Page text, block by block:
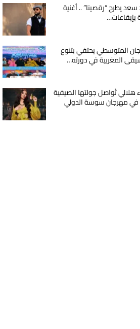
يطرح “رقصينا” .. أغنية
بإيقاعات…
المتوسطي يحتفي بتنوع
المغربية في دورته…
هلالي تُواصل جولتها الصيفية
مهرجان سوسة الدولي